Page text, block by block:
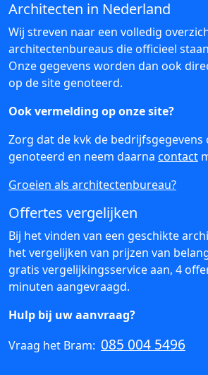
Architecten in Nederland
Wij streven naar een volledig
architectenbureaus die officieel
Onze gegevens worden dan ook
op de site genoteerd.
Ook vermelding op onze site?
Zorg dat de kvk de
genoteerd en neem daarna contact
Groeien als architectenbureau?
Offertes vergelijken
Bij het vinden van een geschikte
het vergelijken van prijzen van
gratis vergelijkingsservice aan, 4
minuten aangevraagd.
Hulp bij uw aanvraag?
Vraag het Bram: 085 004 5496